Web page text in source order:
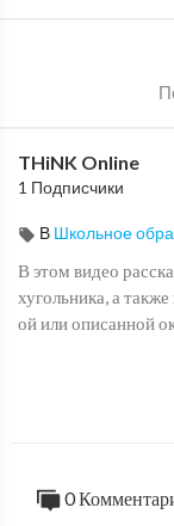
THiNK Online
1 Подписчики
В Школьное
В этом видео
хугольника, а
ой или описанной
1:25 Вписанная в
0